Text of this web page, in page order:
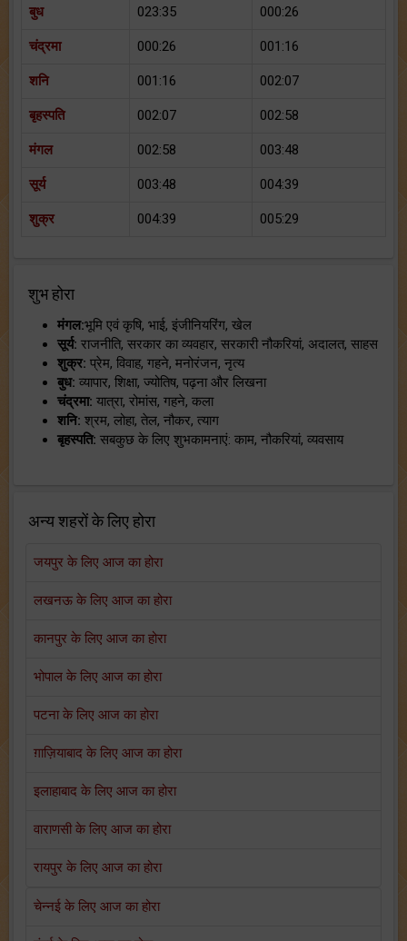
बुध 023:35 000:26
चंद्रमा 000:26 001:16
शनि 001:16 002:07
बृहस्पति 002:07 002:58
मंगल 002:58 003:48
सूर्य 003:48 004:39
शुक्र 004:39 005:29
शुभ होरा
मंगल:भूमि एवं कृषि, भाई, इंजीनियरिंग, खेल
सूर्य: राजनीति, सरकार का व्यवहार, सरकारी नौकरियां, अदालत, साहस
शुक्र: प्रेम, विवाह, गहने, मनोरंजन, नृत्य
बुध: व्यापार, शिक्षा, ज्योतिष, पढ़ना और लिखना
चंद्रमा: यात्रा, रोमांस, गहने, कला
शनि: श्रम, लोहा, तेल, नौकर, त्याग
बृहस्पति: सबकुछ के लिए शुभकामनाएं: काम, नौकरियां, व्यवसाय
अन्य शहरों के लिए होरा
जयपुर के लिए आज का होरा
लखनऊ के लिए आज का होरा
कानपुर के लिए आज का होरा
भोपाल के लिए आज का होरा
पटना के लिए आज का होरा
ग़ाज़ियाबाद के लिए आज का होरा
इलाहाबाद के लिए आज का होरा
वाराणसी के लिए आज का होरा
रायपुर के लिए आज का होरा
चेन्नई के लिए आज का होरा